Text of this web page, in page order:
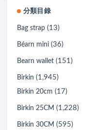
分類目錄
Bag strap (13)
Béarn mini (36)
Bearn wallet (151)
Birkin (1,945)
Birkin 20cm (17)
Birkin 25CM (1,228)
Birkin 30CM (595)